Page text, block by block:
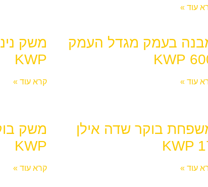
עוד »
בעמק מגדל העמק
600
עוד »
KWP
קרא עוד »
בוקר שדה אילן
KWP
עוד »
KWP
קרא עוד »